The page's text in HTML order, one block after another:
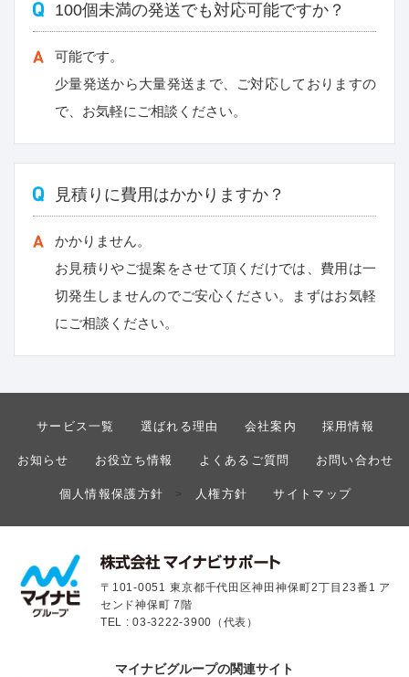
100個未満の発送でも対応可能ですか？
可能です。
少量発送から大量発送まで、ご対応しておりますの
で、お気軽にご相談ください。
見積りに費用はかかりますか？
かかりません。
お見積りやご提案をさせて頂くだけでは、費用は一
切発生しませんのでご安心ください。まずはお気軽
にご相談ください。
サービス一覧 選ばれる理由 会社案内 採用情報
お知らせ お役立ち情報 よくあるご質問 お問い合わせ
個人情報保護方針 > 人権方針 サイトマップ
〒101-0051 東京都千代田区神田神保町2丁目23番1 ア
センド神保町 7階
TEL : 03-3222-3900（代表）
マイナビグループの関連サイト